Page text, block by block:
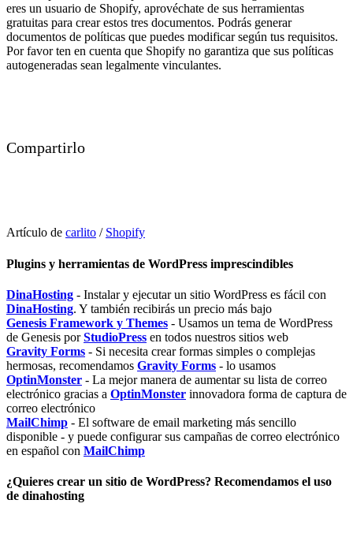
eres un usuario de Shopify, aprovéchate de sus herramientas
gratuitas para crear estos tres documentos. Podrás generar
documentos de políticas que puedes modificar según tus requisitos.
Por favor ten en cuenta que Shopify no garantiza que sus políticas
autogeneradas sean legalmente vinculantes.
Compartirlo
Artículo de carlito / Shopify
Plugins y herramientas de WordPress imprescindibles
DinaHosting - Instalar y ejecutar un sitio WordPress es fácil con
DinaHosting. Y también recibirás un precio más bajo
Genesis Framework y Themes - Usamos un tema de WordPress
de Genesis porStudioPress en todos nuestros sitios web
Gravity Forms - Si necesita crear formas simples o complejas
hermosas, recomendamos Gravity Forms - lo usamos
OptinMonster - La mejor manera de aumentar su lista de correo
electrónico gracias a OptinMonster innovadora forma de captura de
correo electrónico
MailChimp - El software de email marketing más sencillo
disponible - y puede configurar sus campañas de correo electrónico
en español con MailChimp
¿Quieres crear un sitio de WordPress? Recomendamos el uso
de dinahosting